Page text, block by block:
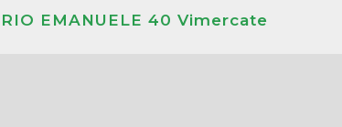
EMANUELE 40 Vimercate